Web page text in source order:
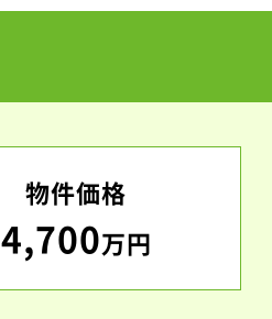
物件価格
4,700万円